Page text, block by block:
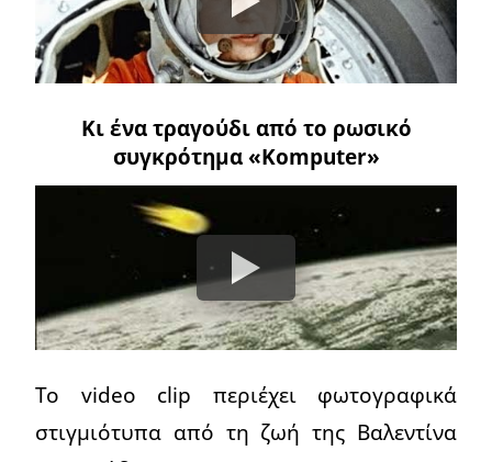
Κι ένα τραγούδι από το ρωσικό
συγκρότημα «Komputer»
Το video clip περιέχει φωτογραφικά
στιγμιότυπα από τη ζωή της Βαλεντίνα